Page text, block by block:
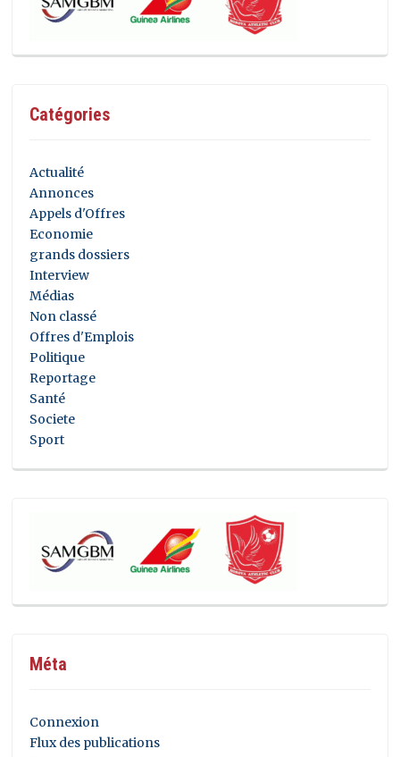
Catégories
Actualité
Annonces
Appels d'Offres
Economie
grands dossiers
Interview
Médias
Non classé
Offres d'Emplois
Politique
Reportage
Santé
Societe
Sport
Méta
Connexion
Flux des publications